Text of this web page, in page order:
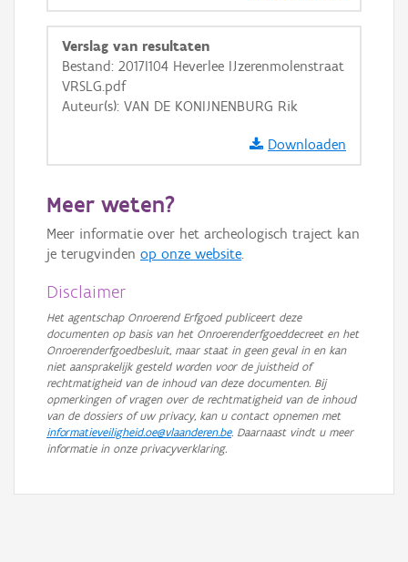
Basis Lagen
OSM-Basiskaart
GRB-Basiskaart
GRB-Basiskaart in grijswaarden
Verslag van resultaten
Bestand: 2017I104 Heverlee IJzerenmolenstraat
VRSLG.pdf
Auteur(s): VAN DE KONIJNENBURG Rik
Downloaden
Meer weten?
Meer informatie over het archeologisch traject kan
je terugvinden op onze website.
Disclaimer
Het agentschap Onroerend Erfgoed publiceert deze
documenten op basis van het Onroerenderfgoeddecreet en het
Onroerenderfgoedbesluit, maar staat in geen geval in en kan
niet aansprakelijk gesteld worden voor de juistheid of
rechtmatigheid van de inhoud van deze documenten. Bij
opmerkingen of vragen over de rechtmatigheid van de inhoud
van de dossiers of uw privacy, kan u contact opnemen met
informatieveiligheid.oe@vlaanderen.be. Daarnaast vindt u meer
informatie in onze privacyverklaring.